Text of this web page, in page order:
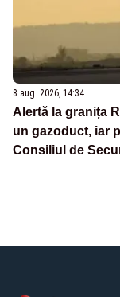
8 aug. 2026, 14:34
Alertă la granița
un gazoduct, iar
Consiliul de